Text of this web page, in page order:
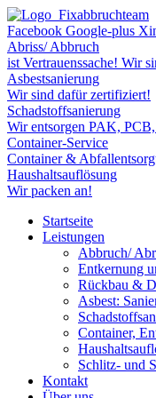
Facebook Google-plus
Abriss/ Abbruch
ist Vertrauenssache! Wir
Asbestsanierung
Wir sind dafür zertifiziert!
Schadstoffsanierung
Wir entsorgen PAK,
Container-Service
Container &
Haushaltsauflösung
Wir packen an!
Startseite
Leistungen
Abbruch/
Entkernung
Rückbau &
Asbest:
Container,
Schlitz- und
Kontakt